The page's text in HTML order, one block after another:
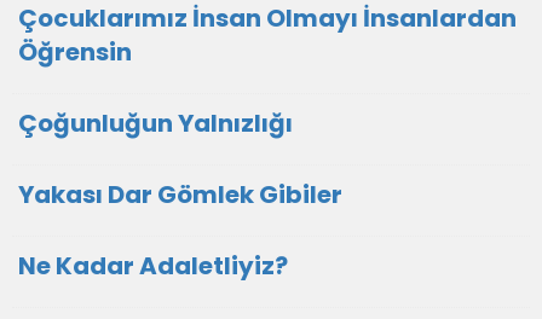
Çocuklarımız İnsan Olmayı İnsanlardan
Öğrensin
Çoğunluğun Yalnızlığı
Yakası Dar Gömlek Gibiler
Ne Kadar Adaletliyiz?